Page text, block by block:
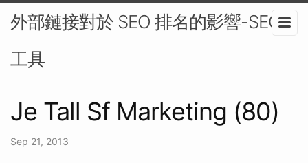
外部鏈接對於 SEO 排名的影響-SEO
工具
Je Tall Sf Marketing (80)
Sep 21, 2013